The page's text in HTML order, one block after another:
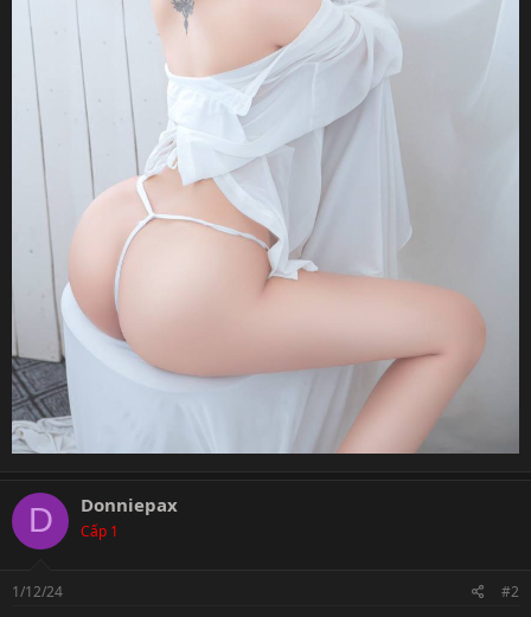
D Donniepax
Cấp 1
1/12/24 #2